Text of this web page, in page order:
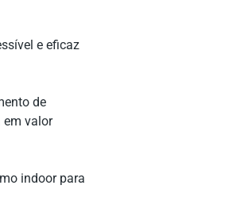
e eficaz
de
em valor
indoor para